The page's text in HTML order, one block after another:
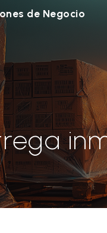
de Negocio